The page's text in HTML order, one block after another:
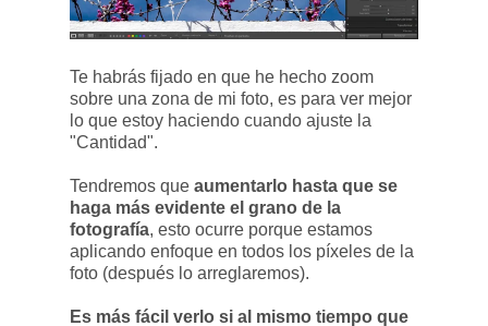
Te habrás fijado en que he hecho zoom
sobre una zona de mi foto, es para ver mejor
lo que estoy haciendo cuando ajuste la
"Cantidad".
Tendremos que aumentarlo hasta que se
haga más evidente el grano de la
fotografía, esto ocurre porque estamos
aplicando enfoque en todos los píxeles de la
foto (después lo arreglaremos).
Es más fácil verlo si al mismo tiempo que